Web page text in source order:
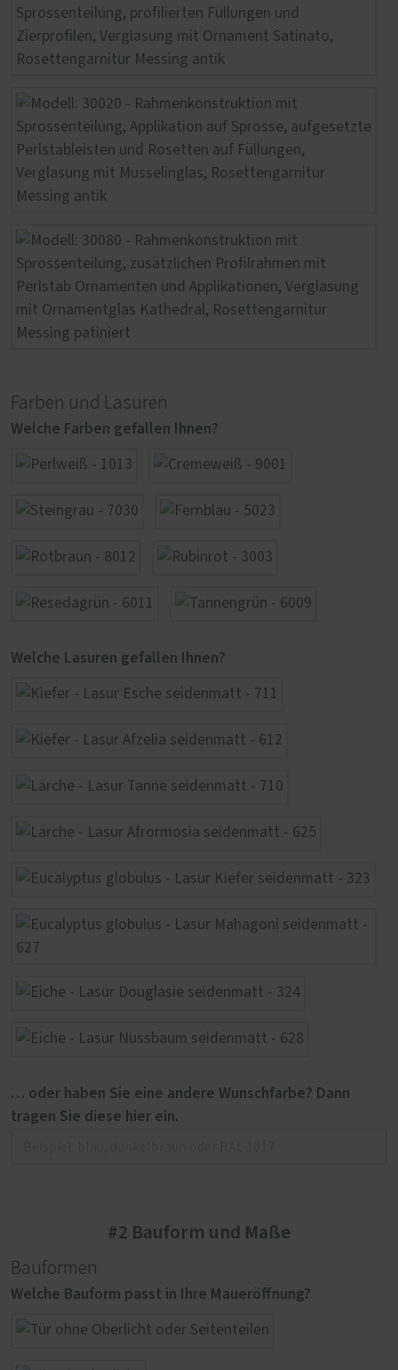
Farben und Lasuren
Welche Farben gefallen Ihnen?
Welche Lasuren gefallen Ihnen?
… oder haben Sie eine andere Wunschfarbe? Dann
tragen Sie diese hier ein.
#2 Bauform und Maße
Bauformen
Welche Bauform passt in Ihre Maueröffnung?